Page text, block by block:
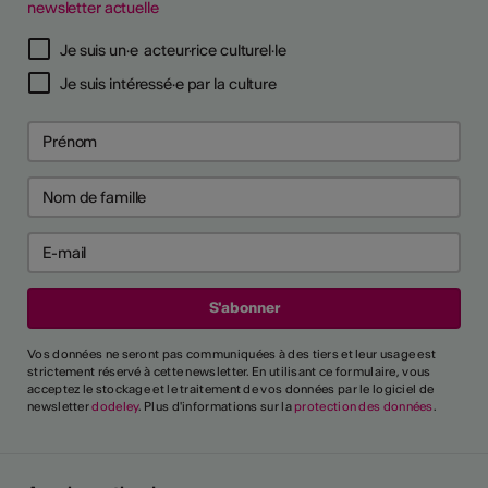
D'ARTISTES
newsletter actuelle
Je suis un·e acteur·rice culturel·le
Je suis intéressé·e par la culture
Vos données ne seront pas communiquées à des tiers et leur usage est
strictement réservé à cette newsletter. En utilisant ce formulaire, vous
acceptez le stockage et le traitement de vos données par le logiciel de
newsletterdodeley. Plus d'informations sur la protection des données.